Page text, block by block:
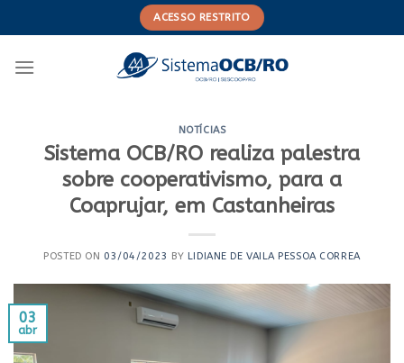
to
ACESSO RESTRITO
NOTÍCIAS
Sistema OCB/RO realiza palestra
sobre cooperativismo, para a
Coaprujar, em Castanheiras
POSTED ON 03/04/2023 BY LIDIANE DE VAILA PESSOA CORREA
03
abr